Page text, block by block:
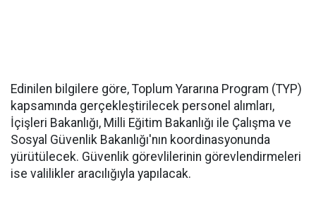
Edinilen bilgilere göre, Toplum Yararına Program (TYP)
kapsamında gerçekleştirilecek personel alımları,
İçişleri Bakanlığı, Milli Eğitim Bakanlığı ile Çalışma ve
Sosyal Güvenlik Bakanlığı'nın koordinasyonunda
yürütülecek. Güvenlik görevlilerinin görevlendirmeleri
ise valilikler aracılığıyla yapılacak.